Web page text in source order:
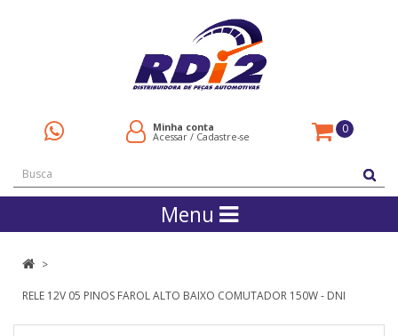
Minha conta
Acessar / Cadastre-se
0
Menu
RELE 12V 05 PINOS FAROL ALTO BAIXO COMUTADOR 150W - DNI